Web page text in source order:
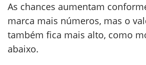
As chances aumentam
marca mais números, mas o
também fica mais alto, como
abaixo.